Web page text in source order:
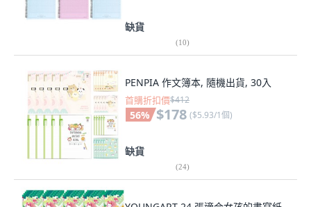
缺貨
(10)
PENPIA 作文簿本, 隨機出貨, 30入
首購折扣價$412
56% $178 ($5.93/1個)
缺貨
(24)